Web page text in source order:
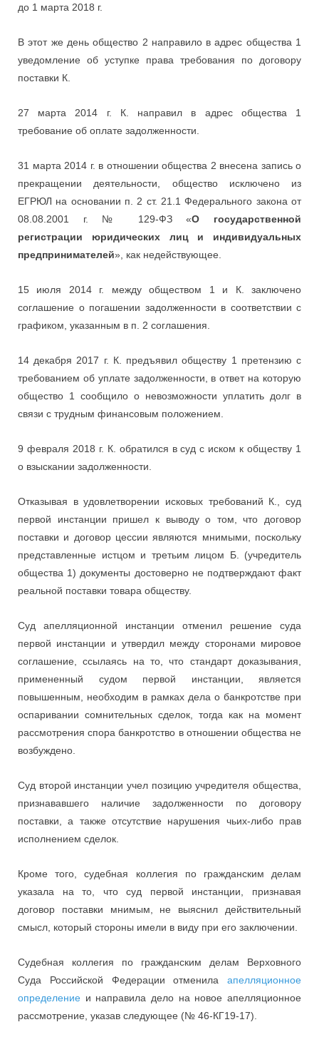
до 1 марта 2018 г.
В этот же день общество 2 направило в адрес общества 1
уведомление об уступке права требования по договору
поставки К.
27 марта 2014 г. К. направил в адрес общества 1
требование об оплате задолженности.
31 марта 2014 г. в отношении общества 2 внесена запись о
прекращении деятельности, общество исключено из
ЕГРЮЛ на основании п. 2 ст. 21.1 Федерального закона от
08.08.2001 г. № 129-ФЗ «О государственной
регистрации юридических лиц и индивидуальных
предпринимателей», как недействующее.
15 июля 2014 г. между обществом 1 и К. заключено
соглашение о погашении задолженности в соответствии с
графиком, указанным в п. 2 соглашения.
14 декабря 2017 г. К. предъявил обществу 1 претензию с
требованием об уплате задолженности, в ответ на которую
общество 1 сообщило о невозможности уплатить долг в
связи с трудным финансовым положением.
9 февраля 2018 г. К. обратился в суд с иском к обществу 1
о взыскании задолженности.
Отказывая в удовлетворении исковых требований К., суд
первой инстанции пришел к выводу о том, что договор
поставки и договор цессии являются мнимыми, поскольку
представленные истцом и третьим лицом Б. (учредитель
общества 1) документы достоверно не подтверждают факт
реальной поставки товара обществу.
Суд апелляционной инстанции отменил решение суда
первой инстанции и утвердил между сторонами мировое
соглашение, ссылаясь на то, что стандарт доказывания,
примененный судом первой инстанции, является
повышенным, необходим в рамках дела о банкротстве при
оспаривании сомнительных сделок, тогда как на момент
рассмотрения спора банкротство в отношении общества не
возбуждено.
Суд второй инстанции учел позицию учредителя общества,
признававшего наличие задолженности по договору
поставки, а также отсутствие нарушения чьих-либо прав
исполнением сделок.
Кроме того, судебная коллегия по гражданским делам
указала на то, что суд первой инстанции, признавая
договор поставки мнимым, не выяснил действительный
смысл, который стороны имели в виду при его заключении.
Судебная коллегия по гражданским делам Верховного
Суда Российской Федерации отменила апелляционное
определение и направила дело на новое апелляционное
рассмотрение, указав следующее (№ 46-КГ19-17).